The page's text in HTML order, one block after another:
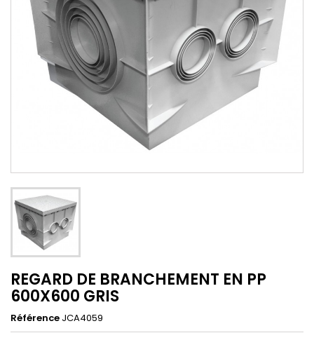
REGARD DE BRANCHEMENT EN PP
600X600 GRIS
Référence JCA4059